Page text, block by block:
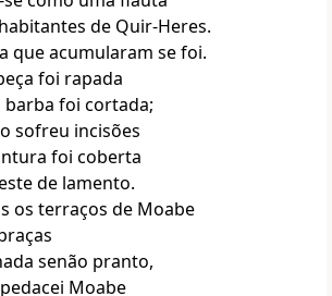
de Quir-Heres.
que acumularam se foi.
foi rapada
barba foi cortada;
sofreu incisões
foi coberta
de lamento.
os terraços de Moabe
senão pranto,
Moabe